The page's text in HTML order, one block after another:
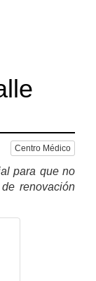
Centro Médico
para que no
renovación